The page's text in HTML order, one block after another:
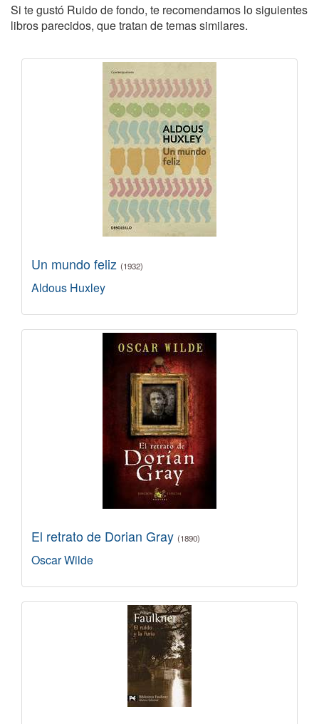
Si te gustó Ruido de fondo, te recomendamos lo siguientes
libros parecidos, que tratan de temas similares.
Un mundo feliz (1932)
Aldous Huxley
El retrato de Dorian Gray (1890)
Oscar Wilde